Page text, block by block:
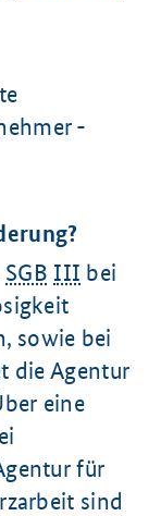
-
SGB III bei
sowie bei
die Agentur
eine
für
sind